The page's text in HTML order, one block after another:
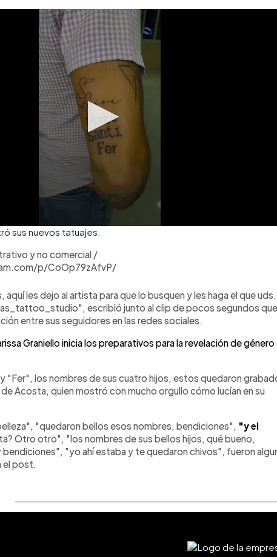
sus nuevos tatuajes.
y no comercial /
p/CoOp79zAfvP/
aquí les dejo al artista para que lo busquen y les haga el que uds.
escribió junto al clip de pocos segundos
entre sus seguidores en las redes sociales.
Graniello inicia los preparativos para la revelación de género
"Fer", los nombres de sus cuatro hijos, estos quedaron
de Acosta, quien mostró con mucho orgullo cómo lucían en su
"quedaron bellos esos nombres, bendiciones", "y el
Otro otro", "los nombres de sus bellos hijos, qué bueno,
"yo ahí estaba y te quedaron chivos", fueron
post.